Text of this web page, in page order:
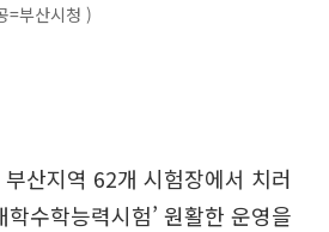
=부산시청 )
산지역 62개 시험장에서 치러
수학능력시험’ 원활한 운영을